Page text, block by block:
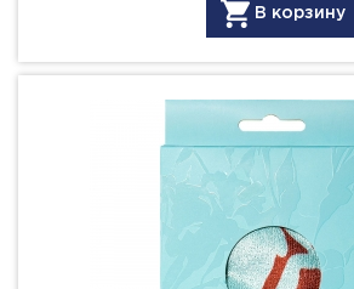
В корзину